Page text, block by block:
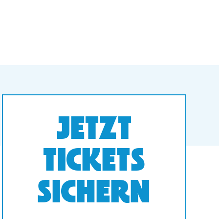
JETZT
TICKETS
SICHERN